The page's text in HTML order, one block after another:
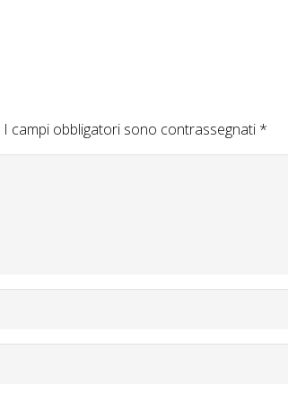
I campi obbligatori sono contrassegnati *